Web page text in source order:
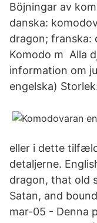
Böjningar av
danska:
dragon; franska:
Komodo m Alla
information om
engelska)
eller i dette
detaljerne.
dragon, that old
Satan, and
mar-05 - Denna